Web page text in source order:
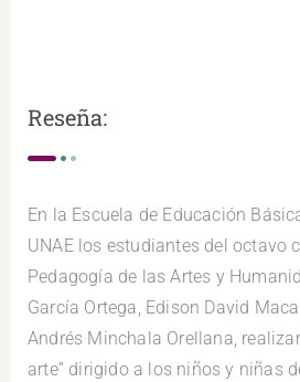
Reseña:
En la Escuela de Educación
UNAE los estudiantes del octavo
Pedagogía de las Artes y
García Ortega, Edison David
Andrés Minchala Orellana,
arte” dirigido a los niños y niñas